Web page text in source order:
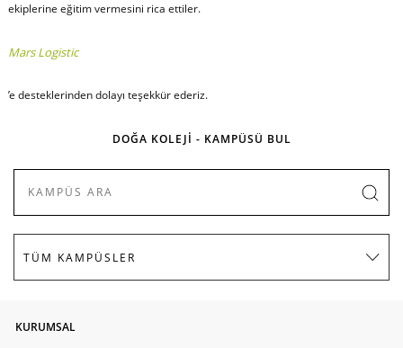
ekiplerine eğitim vermesini rica ettiler.
Mars Logistic
’e desteklerinden dolayı teşekkür ederiz.
DOĞA KOLEJİ - KAMPÜSÜ BUL
KURUMSAL